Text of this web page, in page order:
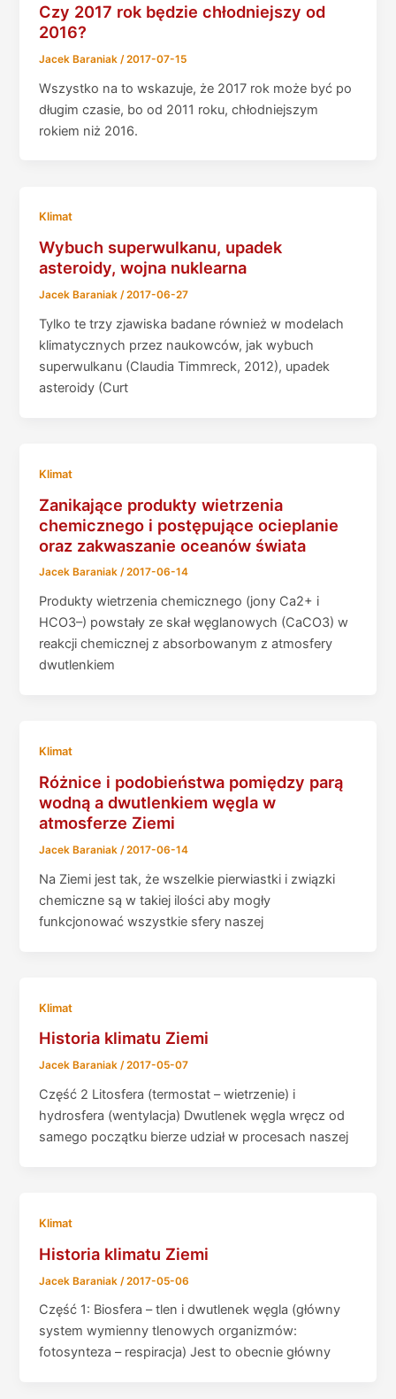
Czy 2017 rok będzie chłodniejszy od
2016?
Jacek Baraniak /2017-07-15
Wszystko na to wskazuje, że 2017 rok może być po
długim czasie, bo od 2011 roku, chłodniejszym
rokiem niż 2016.
Klimat
Wybuch superwulkanu, upadek
asteroidy, wojna nuklearna
Jacek Baraniak/2017-06-27
Tylko te trzy zjawiska badane również w modelach
klimatycznych przez naukowców, jak wybuch
superwulkanu (Claudia Timmreck, 2012), upadek
asteroidy (Curt
Klimat
Zanikające produkty wietrzenia
chemicznego i postępujące ocieplanie
oraz zakwaszanie oceanów świata
Jacek Baraniak/2017-06-14
Produkty wietrzenia chemicznego (jony Ca2+ i
HCO3–) powstały ze skał węglanowych (CaCO3) w
reakcji chemicznej z absorbowanym z atmosfery
dwutlenkiem
Klimat
Różnice i podobieństwa pomiędzy parą
wodną a dwutlenkiem węgla w
atmosferze Ziemi
Jacek Baraniak/2017-06-14
Na Ziemi jest tak, że wszelkie pierwiastki i związki
chemiczne są w takiej ilości aby mogły
funkcjonować wszystkie sfery naszej
Klimat
Historia klimatu Ziemi
Jacek Baraniak/2017-05-07
Część 2 Litosfera (termostat – wietrzenie) i
hydrosfera (wentylacja) Dwutlenek węgla wręcz od
samego początku bierze udział w procesach naszej
Klimat
Historia klimatu Ziemi
Jacek Baraniak /2017-05-06
Część 1: Biosfera – tlen i dwutlenek węgla (główny
system wymienny tlenowych organizmów:
fotosynteza – respiracja) Jest to obecnie główny